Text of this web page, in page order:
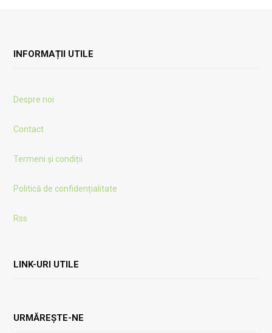
INFORMAȚII UTILE
Despre noi
Contact
Termeni și condiții
Politică de confidențialitate
Rss
LINK-URI UTILE
URMĂREȘTE-NE